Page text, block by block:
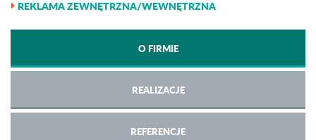
REKLAMA ZEWNĘTRZNA/WEWNĘTRZNA
O FIRMIE
REALIZACJE
REFERENCJE